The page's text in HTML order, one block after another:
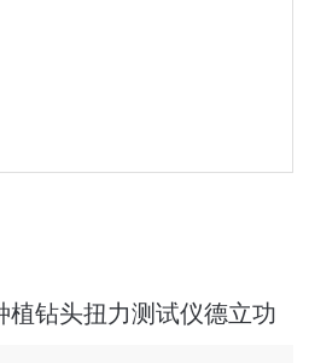
植钻头扭力测试仪德立功